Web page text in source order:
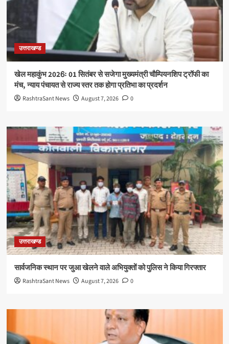
उत्तराखण्ड
खेल महाकुंभ 2026ः 01 सितंबर से सजेगा मुख्यमंत्री चौम्पियनशिप ट्रॉफी का
मंच, न्याय पंचायत से राज्य स्तर तक होगा प्रतिभा का प्रदर्शन
RashtraSant News August 7, 2026 0
उत्तराखण्ड
सार्वजनिक स्थान पर जुआ खेलने वाले अभियुक्तों को पुलिस ने किया गिरफ्तार
RashtraSant News August 7, 2026 0